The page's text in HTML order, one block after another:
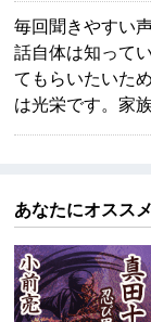
毎回聞きやすい
話自体は知って
てもらいたいた
は光栄です。家
あなたにオスス